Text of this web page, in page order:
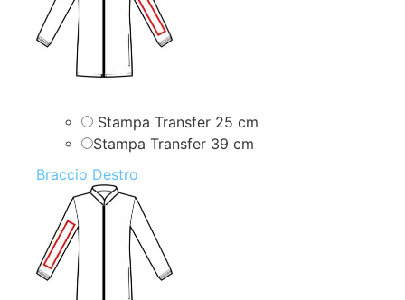
Stampa Transfer 25 cm
Stampa Transfer 39 cm
Braccio Destro